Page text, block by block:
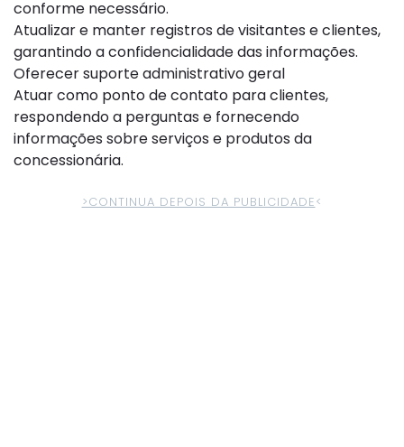
conforme necessário.
Atualizar e manter registros de visitantes e clientes,
garantindo a confidencialidade das informações.
Oferecer suporte administrativo geral
Atuar como ponto de contato para clientes,
respondendo a perguntas e fornecendo
informações sobre serviços e produtos da
concessionária.
>CONTINUA DEPOIS DA PUBLICIDADE<